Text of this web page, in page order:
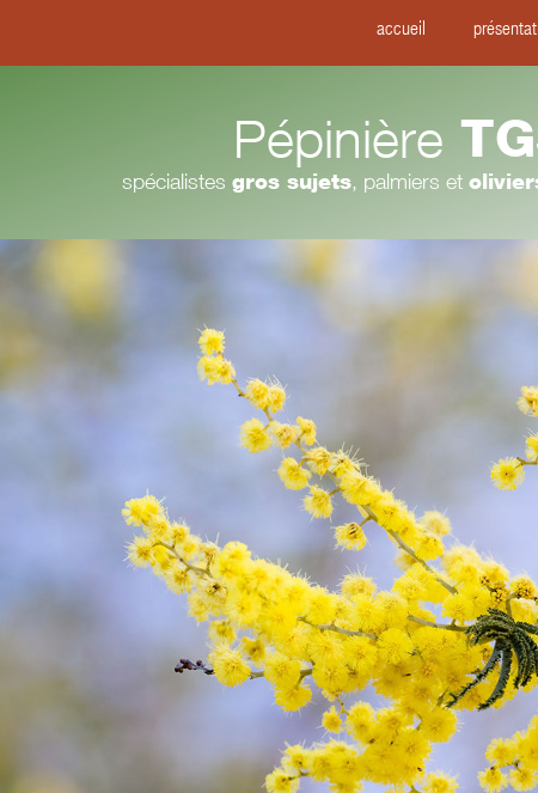
accueil
Pépinière
spécialistes gros sujets, palmiers et